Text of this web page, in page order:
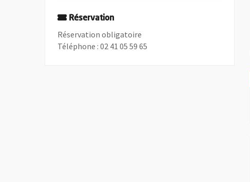
Réservation
Réservation obligatoire
Téléphone : 02 41 05 59 65